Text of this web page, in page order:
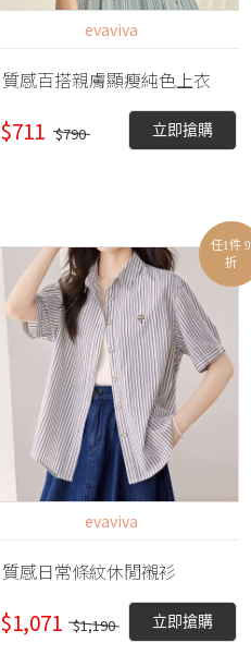
evaviva
質感百搭親膚顯瘦純色上衣
$711 $790 立即搶購
任1件 9
折
evaviva
質感日常條紋休閒襯衫
$1,071 $1,190 立即搶購